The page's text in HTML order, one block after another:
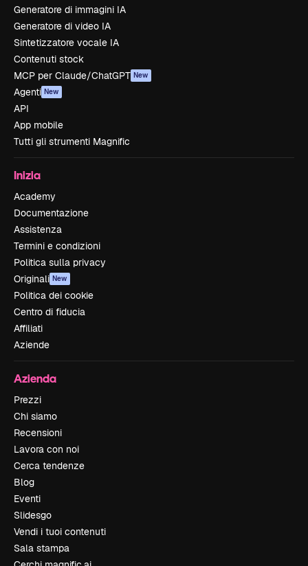
Generatore di immagini IA
Generatore di video IA
Sintetizzatore vocale IA
Contenuti stock
MCP per Claude/ChatGPT New
Agenti New
API
App mobile
Tutti gli strumenti Magnific
Inizia
Academy
Documentazione
Assistenza
Termini e condizioni
Politica sulla privacy
Originali New
Politica dei cookie
Centro di fiducia
Affiliati
Aziende
Azienda
Prezzi
Chi siamo
Recensioni
Lavora con noi
Cerca tendenze
Blog
Eventi
Slidesgo
Vendi i tuoi contenuti
Sala stampa